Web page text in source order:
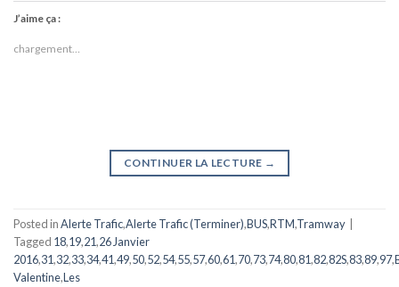
J’aime ça :
chargement…
CONTINUER LA LECTURE →
Posted inAlerte Trafic,Alerte Trafic (Terminer),BUS,RTM,Tramway
Tagged 18,19,21,26 Janvier
2016,31,32,33,34,41,49,50,52,54,55,57,60,61,70,73,74,80,81,82,82S,83,89,97,
Valentine,Les